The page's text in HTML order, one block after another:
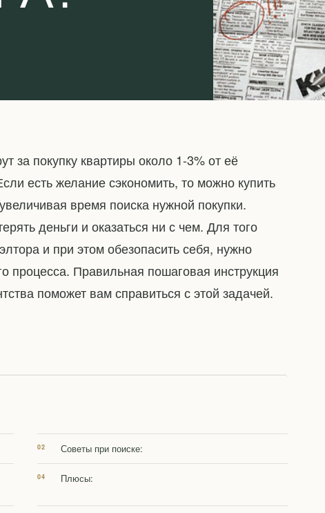
за покупку квартиры около 1-3% от её
есть желание сэкономить, то можно купить
время поиска нужной покупки.
деньги и оказаться ни с чем. Для того
и при этом обезопасить себя, нужно
процесса. Правильная пошаговая инструкция
поможет вам справиться с этой задачей.
Советы при поиске:
Плюсы: